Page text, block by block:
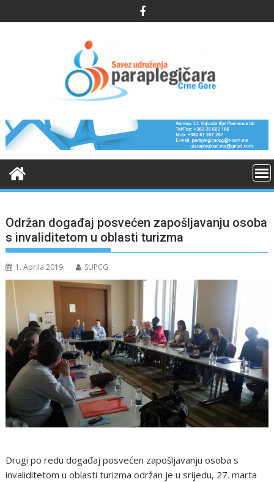
to
Održan događaj posvećen zapošljavanju osoba
s invaliditetom u oblasti turizma
1. Aprila 2019. SUPCG
Drugi po redu događaj posvećen zapošljavanju osoba s
invaliditetom u oblasti turizma održan je u srijedu, 27. marta